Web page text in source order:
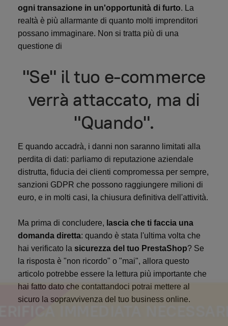
ogni transazione in un'opportunità di furto. La
realtà è più allarmante di quanto molti imprenditori
possano immaginare. Non si tratta più di una
questione di
"Se" il tuo e-commerce
verrà attaccato, ma di
"Quando".
E quando accadrà, i danni non saranno limitati alla
perdita di dati: parliamo di reputazione aziendale
distrutta, fiducia dei clienti compromessa per sempre,
sanzioni GDPR che possono raggiungere milioni di
euro, e in molti casi, la chiusura definitiva dell'attività.
Ma prima di concludere, lascia che ti faccia una
domanda diretta: quando è stata l'ultima volta che
hai verificato la sicurezza del tuo PrestaShop? Se
la risposta è "non ricordo" o "mai", allora questo
articolo potrebbe essere la lettura più importante che
hai fatto dato che contattandoci potrai mettere al
sicuro la sopravvivenza del tuo business online.
IMMEDIATA